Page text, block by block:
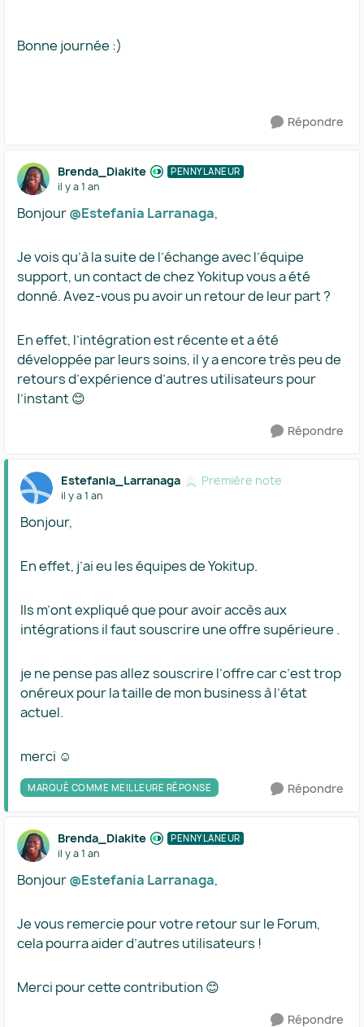
Bonne journée :)
Répondre
Brenda_Diakite PENNYLANEUR
il y a 1 an
Bonjour@Estefania Larranaga,
Je vois qu’à la suite de l’échange avec l’équipe
support, un contact de chez Yokitup vous a été
donné. Avez-vous pu avoir un retour de leur part ?
En effet, l’intégration est récente et a été
développée par leurs soins, il y a encore très peu de
retours d’expérience d’autres utilisateurs pour
l’instant 😊
Répondre
Estefania_Larranaga Première note
il y a 1 an
Bonjour,
En effet, j’ai eu les équipes de Yokitup.
Ils m’ont expliqué que pour avoir accès aux
intégrations il faut souscrire une offre supérieure .
je ne pense pas allez souscrire l’offre car c’est trop
onéreux pour la taille de mon business à l’état
actuel.
merci ☺️
MARQUÉ COMME MEILLEURE RÉPONSE Répondre
Brenda_Diakite PENNYLANEUR
il y a 1 an
Bonjour@Estefania Larranaga,
Je vous remercie pour votre retour sur le Forum,
cela pourra aider d’autres utilisateurs !
Merci pour cette contribution 😊
Répondre